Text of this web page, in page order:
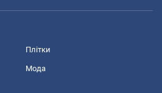
Плітки
Мода